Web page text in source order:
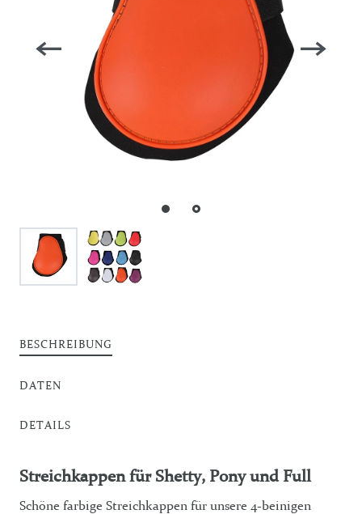
BESCHREIBUNG
DATEN
DETAILS
Streichkappen für Shetty, Pony und Full
Schöne farbige Streichkappen für unsere 4-beinigen